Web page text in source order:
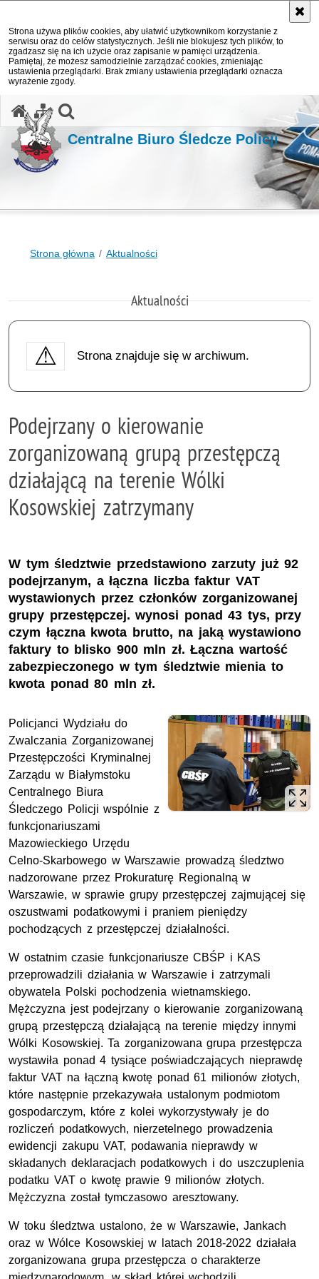
Strona używa plików cookies, aby ułatwić użytkownikom korzystanie z
serwisu oraz do celów statystycznych. Jeśli nie blokujesz tych plików, to
zgadzasz się na ich użycie oraz zapisanie w pamięci urządzenia.
Pamiętaj, że możesz samodzielnie zarządzać cookies, zmieniając
ustawienia przeglądarki. Brak zmiany ustawienia przeglądarki oznacza
wyrażenie zgody.
Centralne Biuro Śledcze Policji
Strona główna Aktualności
Aktualności
Strona znajduje się w archiwum.
Podejrzany o kierowanie
zorganizowaną grupą przestępczą
działającą na terenie Wólki
Kosowskiej zatrzymany
W tym śledztwie przedstawiono zarzuty już 92
podejrzanym, a łączna liczba faktur VAT
wystawionych przez członków zorganizowanej
grupy przestępczej. wynosi ponad 43 tys, przy
czym łączna kwota brutto, na jaką wystawiono
faktury to blisko 900 mln zł. Łączna wartość
zabezpieczonego w tym śledztwie mienia to
kwota ponad 80 mln zł.
Policjanci Wydziału do
Zwalczania Zorganizowanej
Przestępczości Kryminalnej
Zarządu w Białymstoku
Centralnego Biura
Śledczego Policji wspólnie z
funkcjonariuszami
Mazowieckiego Urzędu
Celno-Skarbowego w Warszawie prowadzą śledztwo
nadzorowane przez Prokuraturę Regionalną w
Warszawie, w sprawie grupy przestępczej zajmującej się
oszustwami podatkowymi i praniem pieniędzy
pochodzących z przestępczej działalności.
W ostatnim czasie funkcjonariusze CBŚP i KAS
przeprowadzili działania w Warszawie i zatrzymali
obywatela Polski pochodzenia wietnamskiego.
Mężczyzna jest podejrzany o kierowanie zorganizowaną
grupą przestępczą działającą na terenie między innymi
Wólki Kosowskiej. Ta zorganizowana grupa przestępcza
wystawiła ponad 4 tysiące poświadczających nieprawdę
faktur VAT na łączną kwotę ponad 61 milionów złotych,
które następnie przekazywała ustalonym podmiotom
gospodarczym, które z kolei wykorzystywały je do
rozliczeń podatkowych, nierzetelnego prowadzenia
ewidencji zakupu VAT, podawania nieprawdy w
składanych deklaracjach podatkowych i do uszczuplenia
podatku VAT o kwotę prawie 9 milionów złotych.
Mężczyzna został tymczasowo aresztowany.
W toku śledztwa ustalono, że w Warszawie, Jankach
oraz w Wólce Kosowskiej w latach 2018-2022 działała
zorganizowana grupa przestępcza o charakterze